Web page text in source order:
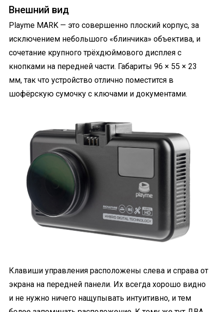
Внешний вид
Playme MARK — это совершенно плоский корпус, за
исключением небольшого «блинчика» объектива, и
сочетание крупного трёхдюймового дисплея с
кнопками на передней части. Габариты 96 × 55 × 23
мм, так что устройство отлично поместится в
шофёрскую сумочку с ключами и документами.
Клавиши управления расположены слева и справа от
экрана на передней панели. Их всегда хорошо видно
и не нужно ничего нащупывать интуитивно, и тем